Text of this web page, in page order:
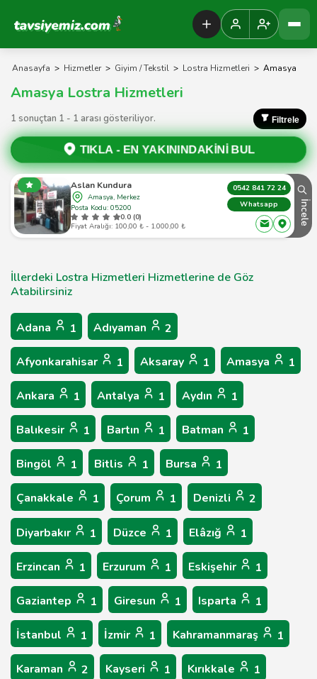
Tavsiyemiz Anasayfa
Anasayfa > Hizmetler > Giyim / Tekstil > Lostra Hizmetleri > Amasya
Amasya Lostra Hizmetleri
1 sonuçtan 1 - 1 arası gösteriliyor. Filtrele
TIKLA - EN YAKININDAKİNİ BUL
Aslan Kundura
Amasya, Merkez
Posta Kodu: 05200
0.0 (0)
Fiyat Aralığı: 100,00 ₺ - 1.000,00 ₺
0542 841 72 24
Whatsapp
İncele
İllerdeki Lostra Hizmetleri Hizmetlerine de Göz
Atabilirsiniz
Adana 1 Adıyaman 2
Afyonkarahisar 1 Aksaray 1 Amasya 1
Ankara 1 Antalya 1 Aydın 1
Balıkesir 1 Bartın 1 Batman 1
Bingöl 1 Bitlis 1 Bursa 1
Çanakkale 1 Çorum 1 Denizli 2
Diyarbakır 1 Düzce 1 Elâzığ 1
Erzincan 1 Erzurum 1 Eskişehir 1
Gaziantep 1 Giresun 1 Isparta 1
İstanbul 1 İzmir 1 Kahramanmaraş 1
Karaman 2 Kayseri 1 Kırıkkale 1